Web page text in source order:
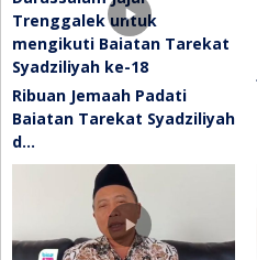
Ribuan Jemaah Padati
Baiatan Tarekat Syadziliyah
d…